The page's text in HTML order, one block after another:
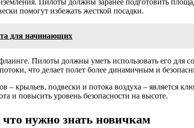
помогут избежать жесткой посадки.
для начинающих
Пилоты должны уметь использовать его для
что делает полет более динамичным и
– крыльев, подвески и потока воздуха – является
и повысить уровень безопасности на высоте.
нужно знать новичкам